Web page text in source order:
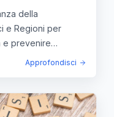
della
e Regioni per
e prevenire
Approfondisci